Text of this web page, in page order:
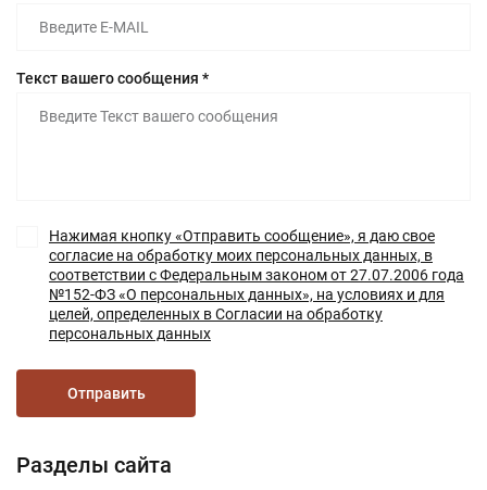
Разделы сайта
Текст вашего сообщения *
Нажимая кнопку «Отправить сообщение», я даю свое
согласие на обработку моих персональных данных, в
соответствии с Федеральным законом от 27.07.2006 года
№152-ФЗ «О персональных данных», на условиях и для
целей, определенных в Согласии на обработку
персональных данных
Отправить